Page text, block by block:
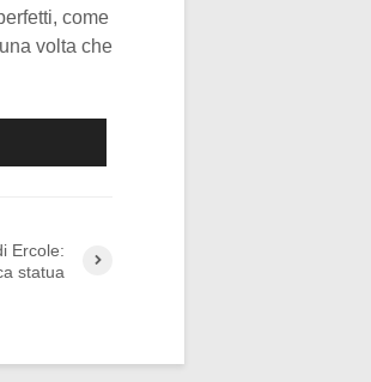
come
volta che
Ercole:
statua